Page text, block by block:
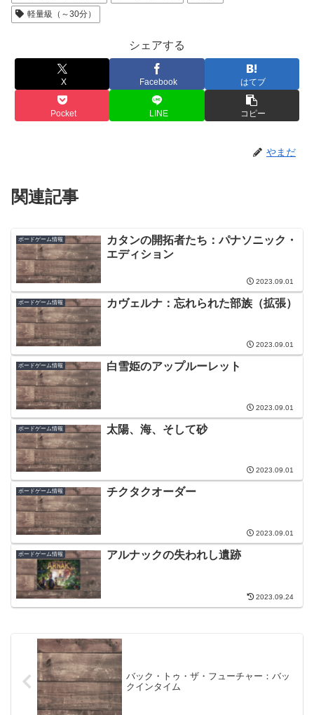
軽量級（～30分）
シェアする
X Facebook はてブ
Pocket LINE コピー
やまだ
関連記事
ボードゲーム情報
カタンの開拓者たち：パナソニック・
エディション
2023.09.01
ボードゲーム情報 カヴェルナ：忘れられた部族（拡張）
2023.09.01
ボードゲーム情報 白雪姫のアップルーレット
2023.09.01
ボードゲーム情報 太陽、海、そして砂
2023.09.01
ボードゲーム情報 チクタクオーダー
2023.09.01
ボードゲーム情報 アルナックの失われし遺跡
2023.09.24
バック・トゥ・ザ・フューチャー：バッ
クインタイム